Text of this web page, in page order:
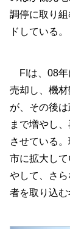
調停に取り
ドしている。
FIは、08年
売却し、機
が、その後
まで増やし
させている
市に拡大し
やして、さ
者を取り込む